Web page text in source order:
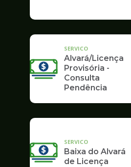
SERVICO
Alvará/Licença
Provisória -
Consulta
Pendência
SERVICO
Baixa do Alvará
de Licença